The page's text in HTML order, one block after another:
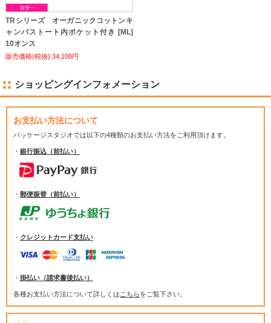
TRシリーズ オーガニックコットンキ
ャンバストート内ポケット付き [ML]
10オンス
販売価格(税抜):34,100円
ショッピングインフォメーション
お支払い方法について
パッケージスタジオでは以下の4種類のお支払い方法をご利用頂けます。
・ 銀行振込（前払い）
・ 郵便振替（前払い）
・ クレジットカード支払い
・ 掛払い（請求書後払い）
各種お支払い方法について詳しくは こちらをご覧下さい。